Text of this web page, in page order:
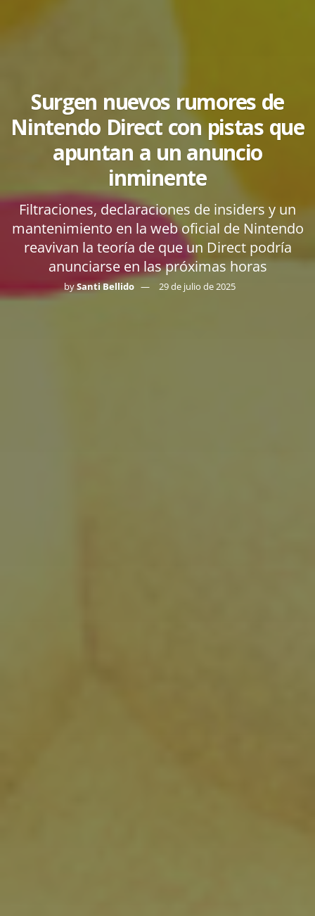
Surgen nuevos rumores de
Nintendo Direct con pistas que
apuntan a un anuncio
inminente
Filtraciones, declaraciones de insiders y un
mantenimiento en la web oficial de Nintendo
reavivan la teoría de que un Direct podría
anunciarse en las próximas horas
bySanti Bellido 29 de julio de 2025